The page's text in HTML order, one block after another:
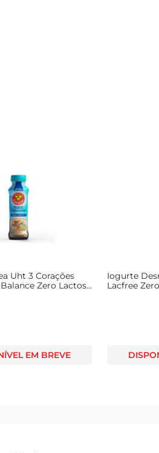
quem está de olho na saúde e
ele se adapta perfeitamente
Uht 3 Corações
Zero Lactose
EM BREVE
Iogurte
Lacfree